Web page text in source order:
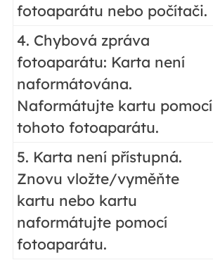
fotoaparátu nebo počítači.
4. Chybová zpráva
fotoaparátu: Karta není
naformátována.
Naformátujte kartu pomocí
tohoto fotoaparátu.
5. Karta není přístupná.
Znovu vložte/vyměňte
kartu nebo kartu
naformátujte pomocí
fotoaparátu.